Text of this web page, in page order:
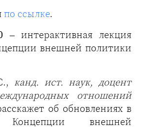
по ссылке.
– интерактивная лекция
внешней политики
канд. ист. наук, доцент
отношений
об обновлениях в
Концепции внешней